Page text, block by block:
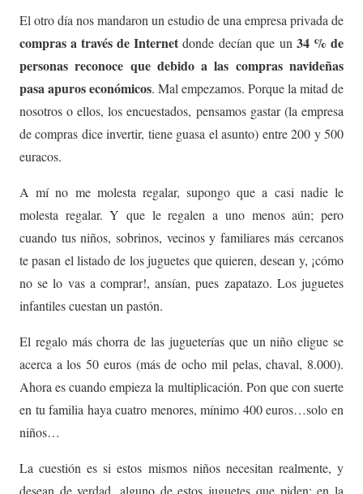
El otro día nos mandaron un estudio de una empresa privada de
compras a través de Internet donde decían que un 34 % de
personas reconoce que debido a las compras navideñas
pasa apuros económicos. Mal empezamos. Porque la mitad de
nosotros o ellos, los encuestados, pensamos gastar (la empresa
de compras dice invertir, tiene guasa el asunto) entre 200 y 500
euracos.
A mí no me molesta regalar, supongo que a casi nadie le
molesta regalar. Y que le regalen a uno menos aún; pero
cuando tus niños, sobrinos, vecinos y familiares más cercanos
te pasan el listado de los juguetes que quieren, desean y, ¡cómo
no se lo vas a comprar!, ansían, pues zapatazo. Los juguetes
infantiles cuestan un pastón.
El regalo más chorra de las jugueterías que un niño eligue se
acerca a los 50 euros (más de ocho mil pelas, chaval, 8.000).
Ahora es cuando empieza la multiplicación. Pon que con suerte
en tu familia haya cuatro menores, mínimo 400 euros…solo en
niños…
La cuestión es si estos mismos niños necesitan realmente, y
desean de verdad, alguno de estos juguetes que piden; en la